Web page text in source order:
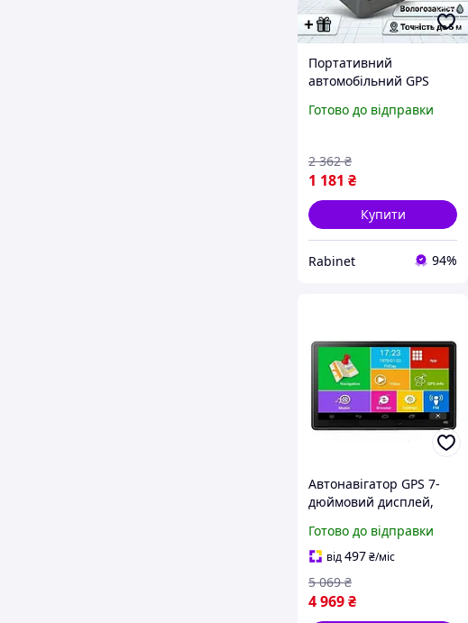
Портативний
автомобільний GPS
потужний магніт з
прослуховуванням
автотрекер маячок
кнопкою sos
Готово до відправки
1 181 ₴
2 362 ₴
Купити
Rabinet 94%
Автонавігатор GPS 7-
дюймовий дисплей,
719A, 2+16ГБ пам'яті.
Готово до відправки
від497₴/міс
4 969₴
5 069 ₴